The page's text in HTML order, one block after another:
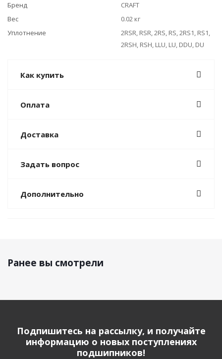
Бренд
CRAFT
Вес
0.02 кг
Уплотнение
2RSR, RSR, 2RS, RS, 2RS1, RS1,
2RSH, RSH, LLU, LU, DDU, DU
Как купить
Оплата
Доставка
Задать вопрос
Дополнительно
Ранее вы смотрели
Подпишитесь на рассылку, и получайте
информацию о новых поступлениях
подшипников!